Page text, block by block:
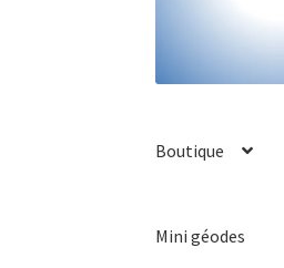
Boutique
Mini géodes